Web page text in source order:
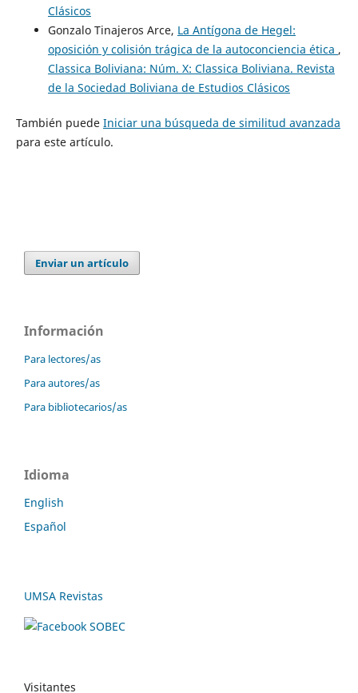
Clásicos
Gonzalo Tinajeros Arce, La Antígona de Hegel:
oposición y colisión trágica de la autoconciencia ética ,
Classica Boliviana: Núm. X: Classica Boliviana. Revista
de la Sociedad Boliviana de Estudios Clásicos
También puede Iniciar una búsqueda de similitud avanzada
para este artículo.
Enviar un artículo
Información
Para lectores/as
Para autores/as
Para bibliotecarios/as
Idioma
English
Español
UMSA Revistas
Visitantes